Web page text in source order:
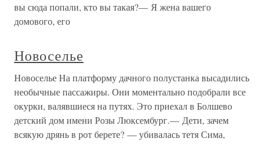
вы сюда попали, кто вы такая?— Я жена вашего
домового, его
Новоселье
Новоселье На платформу дачного полустанка высадились
необычные пассажиры. Они моментально подобрали все
окурки, валявшиеся на путях. Это приехал в Болшево
детский дом имени Розы Люксембург.— Дети, зачем
всякую дрянь в рот берете? — убивалась тетя Сима,